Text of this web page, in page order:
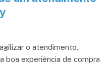
o atendimento,
boa experiência de compra